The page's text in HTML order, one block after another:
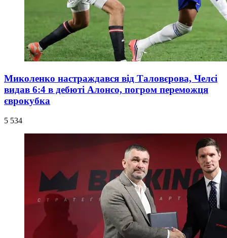
Миколенко настраждався від Таловєрова, Челсі
видав 6:4 в дебюті Алонсо, погром переможця
єврокубка
5 534